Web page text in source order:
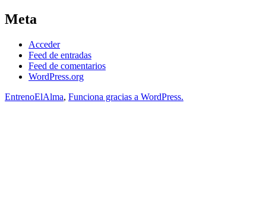
Meta
Acceder
Feed de entradas
Feed de comentarios
WordPress.org
EntrenoElAlma, Funciona gracias a WordPress.